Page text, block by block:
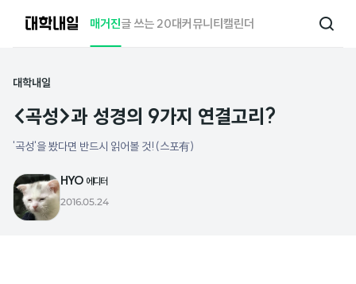
매거진글 쓰는 20대커뮤니티캘린더
검
대학내일
<곡성>과 성경의 9가지 연결고리?
'곡성'을 봤다면 반드시 읽어볼 것!(스포有)
HYO 에디터
2016.05.24